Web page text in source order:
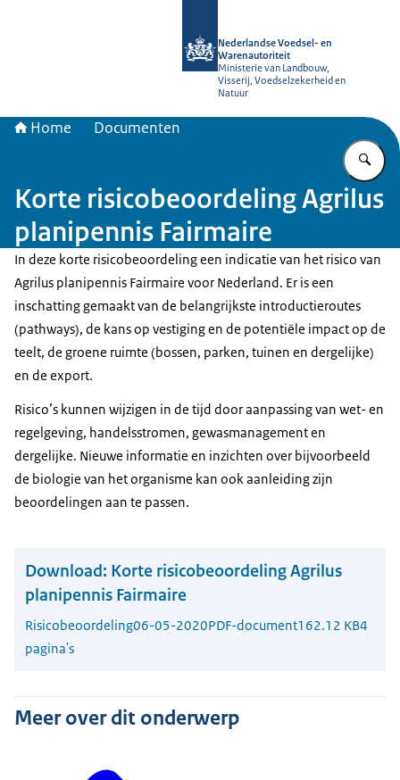
Nederlandse Voedsel- en
Warenautoriteit
Ministerie van Landbouw,
Visserij, Voedselzekerheid en
Natuur
Home Documenten
Korte risicobeoordeling Agrilus
planipennis Fairmaire
In deze korte risicobeoordeling een indicatie van het risico van
Agrilus planipennis Fairmaire voor Nederland. Er is een
inschatting gemaakt van de belangrijkste introductieroutes
(pathways), de kans op vestiging en de potentiële impact op de
teelt, de groene ruimte (bossen, parken, tuinen en dergelijke)
en de export.
Risico’s kunnen wijzigen in de tijd door aanpassing van wet- en
regelgeving, handelsstromen, gewasmanagement en
dergelijke. Nieuwe informatie en inzichten over bijvoorbeeld
de biologie van het organisme kan ook aanleiding zijn
beoordelingen aan te passen.
Download: Korte risicobeoordeling Agrilus
planipennis Fairmaire
Risicobeoordeling06-05-2020PDF-document162.12 KB4
pagina's
Meer over dit onderwerp